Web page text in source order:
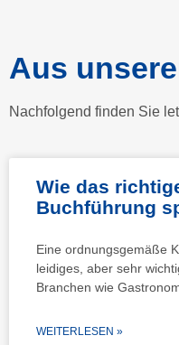
Aus
Nachfolgend finden Sie
Wie das
Buchführung
Eine ordnungsgemäße
leidiges, aber sehr
Branchen wie
WEITERLESEN »